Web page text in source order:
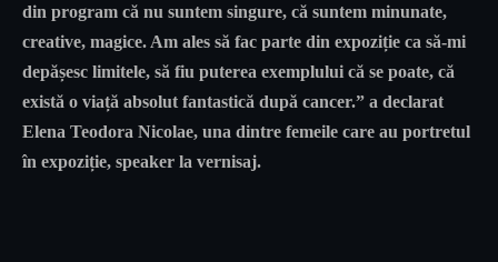
din program că nu suntem singure, că suntem minunate,
creative, magice. Am ales să fac parte din expoziție ca să-mi
depășesc limitele, să fiu puterea exemplului că se poate, că
există o viață absolut fantastică după cancer.” a declarat
Elena Teodora Nicolae, una dintre femeile care au portretul
în expoziție, speaker la vernisaj.